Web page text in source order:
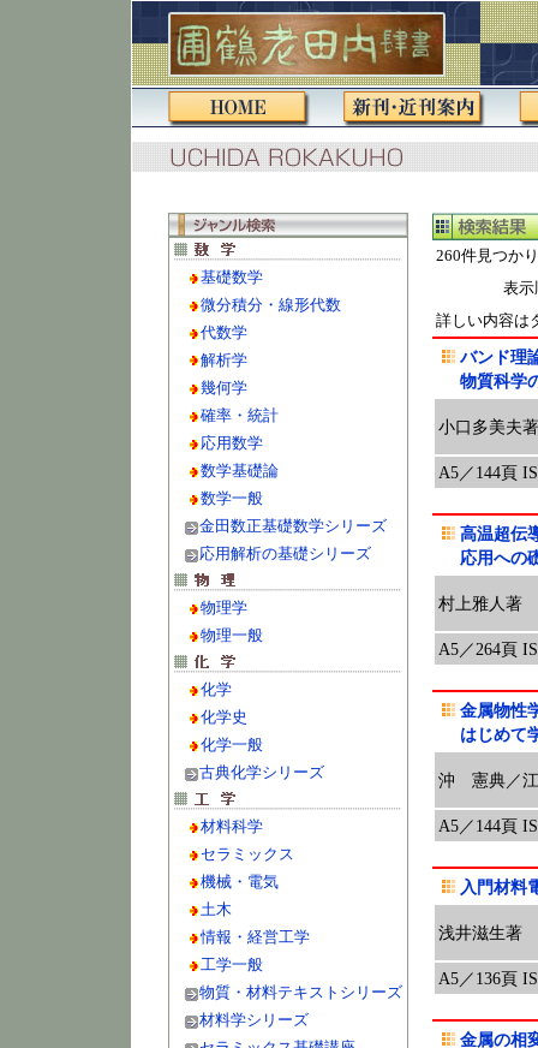
基礎数学
微分積分・線形代数
代数学
解析学
幾何学
確率・統計
応用数学
数学基礎論
数学一般
金田数正基礎数学シリーズ
応用解析の基礎シリーズ
物理学
物理一般
化学
化学史
化学一般
古典化学シリーズ
材料科学
セラミックス
機械・電気
土木
情報・経営工学
工学一般
物質・材料テキストシリーズ
材料学シリーズ
260件見つか
表
詳しい内容は
バンド理
物質科学
小口多美夫著
A5／144頁
高温超伝
応用への
村上雅人著
A5／264頁
金属物性
はじめて
沖 憲典／
A5／144頁
入門材料
浅井滋生著
A5／136頁
金属の相